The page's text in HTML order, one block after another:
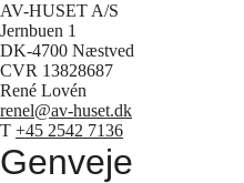
AV-HUSET A/S
Jernbuen 1
DK-4700 Næstved
CVR 13828687
René Lovén
renel@av-huset.dk
T +45 2542 7136
Genveje